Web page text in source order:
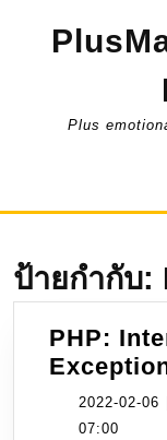
Plus
ป้ายกำกับ:
PHP:
2022-02-06
07:00